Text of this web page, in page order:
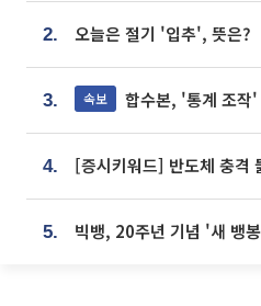
2. 오늘은 절기 '입추', 뜻은?
3. 속보 합수본, '통계 조작' 서울·경
4.
5.